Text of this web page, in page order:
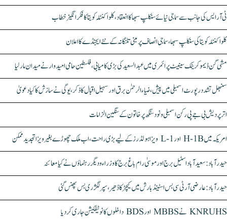
ٹی آر ایس کی جانب سے سماجی نیائے سنکلپ سبھا کا انعقاد، کلواکنٹلہ کویتا کا فکر انگیز خطاب
کلواکنٹلہ کویتا کی سنکلپ سبھا، سماجی انصاف پر مبنی تلنگانہ کے نئے ایجنڈے کا اعلان
مشی گن ڈیموکریٹک سینیٹ پرائمری میں عبدالسعید کی بڑی کامیابی، فلسطین حامی امیدوار نے میدان مار لیا
سنبھل تشدد رپورٹ اسمبلی میں پیش، ضیاء الرحمٰن برق اور سہیل اقبال کا ذکر، یوگی نے سازش کا کیا دعویٰ
اتر پردیش بی جے پی رکن اسمبلی ونود سنگھ پر خاتون کے سنگین الزامات
امریکہ میں H-1B اور L-1 ویزا ہولڈرز کے لیے بڑی راحت، اب ملک چھوڑے بغیر ویزا تجدید ممکن
حیدرآباد: سعیدآباد اسٹیل برج اور موسیٰ رام باغ برج کا وزراء و دیگر رہنماؤں نے کیا معائنہ
حیدرآباد: عارضی آر ٹی سی بس اسٹینڈ بارش میں کیچڑ کا ڈھیر، سپر لگژری بس پھنس گئی
KNRUHS نے MBBS اور BDS داخلوں کا نوٹیفکیشن جاری کر دیا